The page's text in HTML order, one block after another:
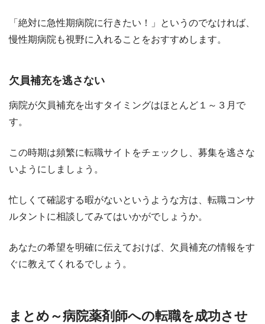
「絶対に急性期病院に行きたい！」というのでなければ、
慢性期病院も視野に入れることをおすすめします。
欠員補充を逃さない
病院が欠員補充を出すタイミングはほとんど１～３月で
す。
この時期は頻繁に転職サイトをチェックし、募集を逃さな
いようにしましょう。
忙しくて確認する暇がないというような方は、転職コンサ
ルタントに相談してみてはいかがでしょうか。
あなたの希望を明確に伝えておけば、欠員補充の情報をす
ぐに教えてくれるでしょう。
まとめ～病院薬剤師への転職を成功させ